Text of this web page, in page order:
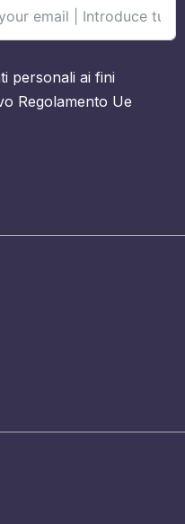
personali ai fini
Regolamento Ue